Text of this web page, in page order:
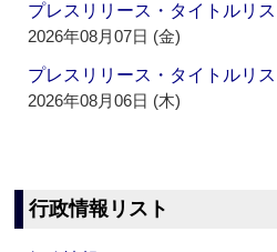
プレスリリース・タイトルリ
2026年08月07日 (金)
プレスリリース・タイトルリ
2026年08月06日 (木)
行政情報リスト